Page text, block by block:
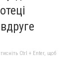
Ctrl + Enter, щоб